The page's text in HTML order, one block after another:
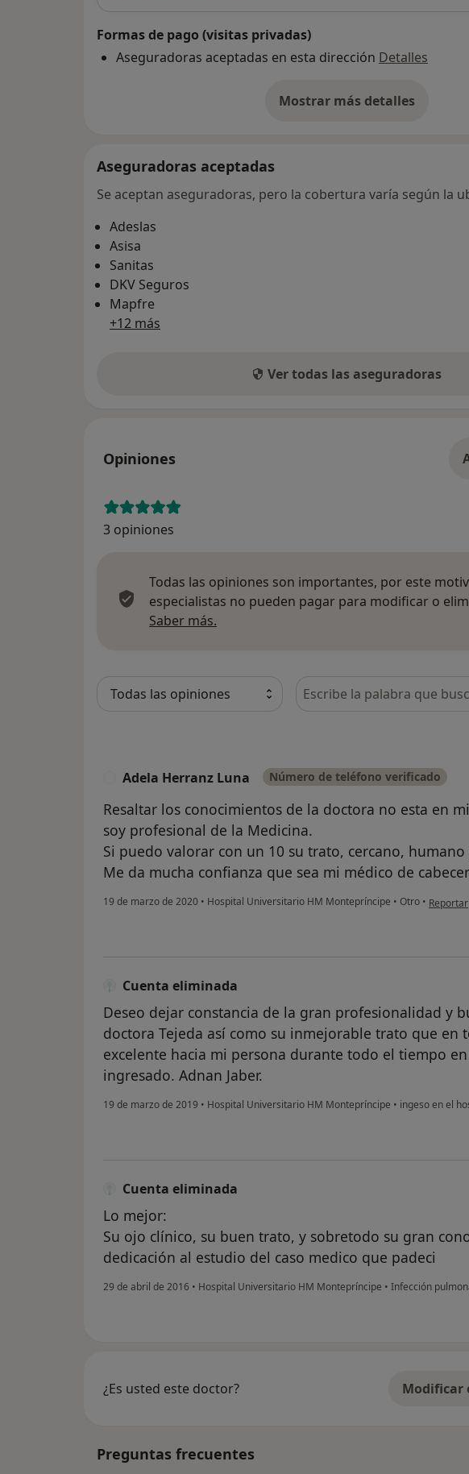
Formas de pago (visitas privadas)
Aseguradoras aceptadas en esta dirección Detalles
Mostrar más detalles
sobre la dirección
Aseguradoras aceptadas
Se aceptan aseguradoras, pero la cobertura varía según la
Adeslas
Asisa
Sanitas
DKV Seguros
Mapfre
+12 más
Ver todas las aseguradoras
Opiniones
3 opiniones
Todas las opiniones son importantes, por este
especialistas no pueden pagar para modificar o
Saber más.
Busca en opiniones
Adela Herranz Luna Número de teléfono verificado
Resaltar los conocimientos de la doctora no esta en
soy profesional de la Medicina.
Si puedo valorar con un 10 su trato, cercano,
Me da mucha confianza que sea mi médico de
19 de marzo de 2020 • Hospital Universitario HM Montepríncipe • Otro • en
Reportar
Cuenta eliminada
Deseo dejar constancia de la gran profesionalidad y
doctora Tejeda así como su inmejorable trato que en
excelente hacia mi persona durante todo el tiempo
ingresado. Adnan Jaber.
19 de marzo de 2019 • Hospital Universitario HM Montepríncipe • ingeso en el
Cuenta eliminada
Lo mejor:
Su ojo clínico, su buen trato, y sobretodo su gran
dedicación al estudio del caso medico que padeci
29 de abril de 2016 • Hospital Universitario HM Montepríncipe • Infección
¿Es usted este doctor? Modificar
Preguntas frecuentes